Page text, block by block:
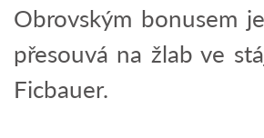
Obrovským bonusem
přesouvá na žlab ve
Ficbauer.